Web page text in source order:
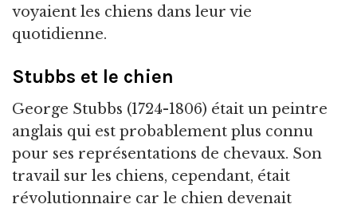
voyaient les chiens dans leur vie
quotidienne.
Stubbs et le chien
George Stubbs (1724-1806) était un peintre
anglais qui est probablement plus connu
pour ses représentations de chevaux. Son
travail sur les chiens, cependant, était
révolutionnaire car le chien devenait